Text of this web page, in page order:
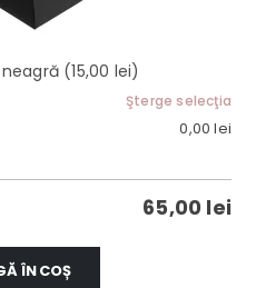
(15,00 lei)
Şterge selecţia
0,00lei
65,00 lei
ÎN COȘ